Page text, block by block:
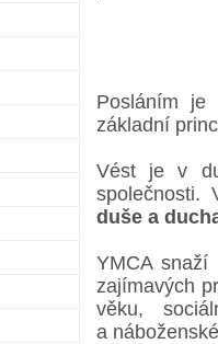
Posláním je
základní
Vést je v
společnosti.
duše a
YMCA snaží
zajímavých
věku,
a